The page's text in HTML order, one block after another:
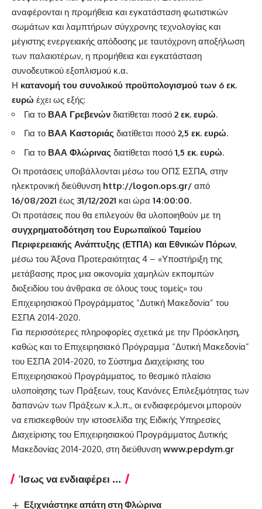
αναφέρονται η προμήθεια και εγκατάσταση φωτιστικών
σωμάτων και λαμπτήρων σύγχρονης τεχνολογίας και
μέγιστης ενεργειακής απόδοσης με ταυτόχρονη αποξήλωση
των παλαιοτέρων, η προμήθεια και εγκατάσταση
συνοδευτικού εξοπλισμού κ.α.
Η κατανομή του συνολικού προϋπολογισμού των 6 εκ.
ευρώ έχει ως εξής:
Για το ΒΑΑ Γρεβενών διατίθεται ποσό 2 εκ. ευρώ.
Για το ΒΑΑ Καστοριάς διατίθεται ποσό 2,5 εκ. ευρώ.
Για το ΒΑΑ Φλώρινας διατίθεται ποσό 1,5 εκ. ευρώ.
Οι προτάσεις υποβάλλονται μέσω του ΟΠΣ ΕΣΠΑ, στην
ηλεκτρονική διεύθυνση http://logon.ops.gr/ από
16/08/2021 έως 31/12/2021 και ώρα 14:00:00.
Οι προτάσεις που θα επιλεγούν θα υλοποιηθούν με τη
συγχρηματοδότηση του Ευρωπαϊκού Ταμείου
Περιφερειακής Ανάπτυξης (ΕΤΠΑ) και Εθνικών Πόρων,
μέσω του Άξονα Προτεραιότητας 4 – «Υποστήριξη της
μετάβασης προς μια οικονομία χαμηλών εκπομπών
διοξειδίου του άνθρακα σε όλους τους τομείς» του
Επιχειρησιακού Προγράμματος “Δυτική Μακεδονία” του
ΕΣΠΑ 2014-2020.
Για περισσότερες πληροφορίες σχετικά με την Πρόσκληση,
καθώς και το Επιχειρησιακό Πρόγραμμα “Δυτική Μακεδονία”
του ΕΣΠΑ 2014-2020, το Σύστημα Διαχείρισης του
Επιχειρησιακού Προγράμματος, το θεσμικό πλαίσιο
υλοποίησης των Πράξεων, τους Κανόνες Επιλεξιμότητας των
δαπανών των Πράξεων κ.λ.π., οι ενδιαφερόμενοι μπορούν
να επισκεφθούν την ιστοσελίδα της Ειδικής Υπηρεσίες
Διαχείρισης του Επιχειρησιακού Προγράμματος Δυτικής
Μακεδονίας 2014-2020, στη διεύθυνση www.pepdym.gr
Ίσως να ενδιαφέρει ...
Εξιχνιάστηκε απάτη στη Φλώρινα